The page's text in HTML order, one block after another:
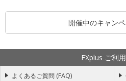
開催中のキャン
FXplus ご利
よくあるご質問 (FAQ)